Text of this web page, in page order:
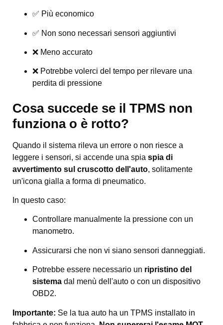
✅ Più economico
✅ Non sono necessari sensori aggiuntivi
❌ Meno accurato
❌ Potrebbe volerci del tempo per rilevare una
perdita di pressione
Cosa succede se il TPMS non
funziona o è rotto?
Quando il sistema rileva un errore o non riesce a
leggere i sensori, si accende una spia spia di
avvertimento sul cruscotto dell'auto, solitamente
un'icona gialla a forma di pneumatico.
In questo caso:
Controllare manualmente la pressione con un
manometro.
Assicurarsi che non vi siano sensori danneggiati.
Potrebbe essere necessario un ripristino del
sistema dal menù dell'auto o con un dispositivo
OBD2.
Importante: Se la tua auto ha un TPMS installato in